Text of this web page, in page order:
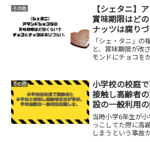
たっての希望で
定。「イタリア...
その他
【シェタニ】
賞味期限はど
ナッツは腐りづ
「シェ・タニ」の
と、賞味期限が改
モンドにチョコを
ばしたシールに貼
元従業員は「賞味
その他
小学校の校庭
接触し高齢者
設の一般利用の
当時小学6年生が
っこしてた際に高
しまうという事故